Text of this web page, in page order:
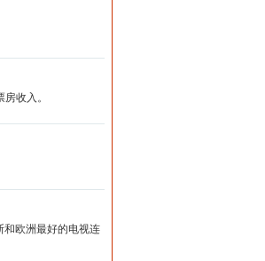
收入。
和欧洲最好的电视连